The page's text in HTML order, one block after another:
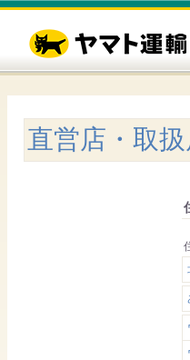
直営店・取